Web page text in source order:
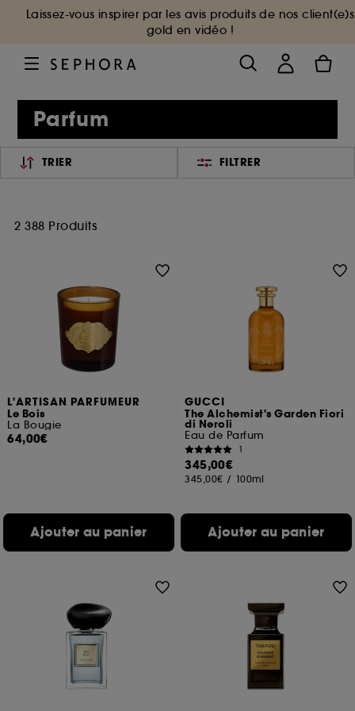
Laissez-vous inspirer par les avis produits de nos client(e)s
gold en vidéo !
Parfum
TRIER FILTRER
2 388 Produits
L'ARTISAN PARFUMEUR
Le Bois
La Bougie
64,00€
Ajouter au panier
GUCCI
The Alchemist's Garden Fiori
di Neroli
Eau de Parfum
1
345,00€
345,00€ / 100ml
Ajouter au panier